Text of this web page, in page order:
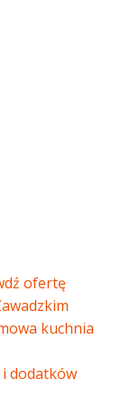
ofertę
kuchnia
dodatków